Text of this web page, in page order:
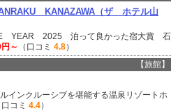
KANAZAWA（ザ ホテル山
YEAR 2025 泊って良かった宿大賞 石
～ （口コミ 4.8）
【旅館】
インクルーシブを堪能する温泉リゾートホ
口コミ 4.4）